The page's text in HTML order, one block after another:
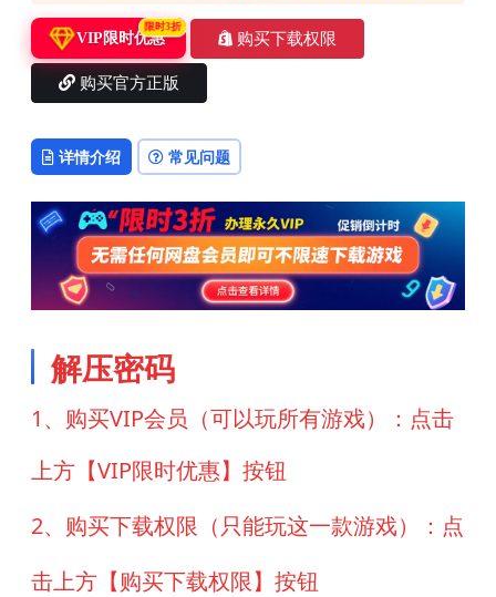
VIP限时优惠
限时3折
购买下载权限
购买官方正版
详情介绍 常见问题
解压密码
1、购买VIP会员（可以玩所有游戏）：点击
上方【VIP限时优惠】按钮
2、购买下载权限（只能玩这一款游戏）：点
击上方【购买下载权限】按钮